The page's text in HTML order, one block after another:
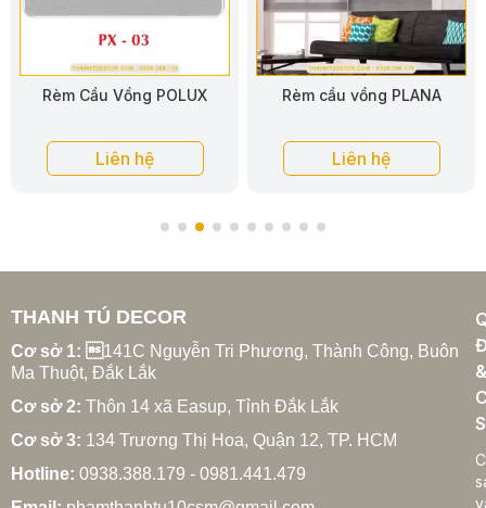
Rèm Cầu Vồng POLUX
Liên hệ
Rèm cầu vồng PLANA
Liên hệ
THANH TÚ DECOR
Cơ sở 1: 141C Nguyễn Tri Phương, Thành Công, Buôn
Ma Thuột, Đắk Lắk
Cơ sở 2: Thôn 14 xã Easup, Tỉnh Đắk Lắk
Cơ sở 3: 134 Trương Thị Hoa, Quận 12, TP. HCM
Hotline: 0938.388.179 - 0981.441.479
&